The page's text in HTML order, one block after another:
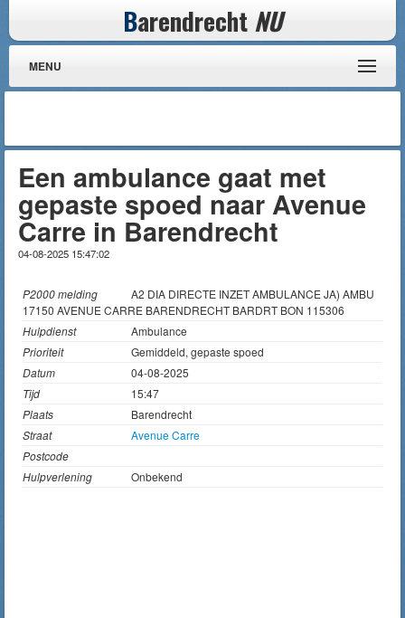
Barendrecht NU
MENU
Een ambulance gaat met
gepaste spoed naar Avenue
Carre in Barendrecht
04-08-2025 15:47:02
P2000 melding
A2 DIA DIRECTE INZET AMBULANCE JA) AMBU
17150 AVENUE CARRE BARENDRECHT BARDRT BON 115306
Hulpdienst
Ambulance
Prioriteit
Gemiddeld, gepaste spoed
Datum
04-08-2025
Tijd
15:47
Plaats
Barendrecht
Straat
Avenue Carre
Postcode
Hulpverlening
Onbekend